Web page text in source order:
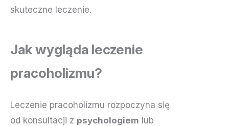
skuteczne leczenie.
Jak wygląda leczenie
pracoholizmu?
Leczenie pracoholizmu rozpoczyna się
od konsultacji z psychologiem lub